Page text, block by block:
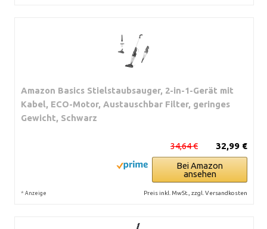
Amazon Basics Stielstaubsauger, 2-in-1-Gerät mit
Kabel, ECO-Motor, Austauschbar Filter, geringes
Gewicht, Schwarz
32,99 €
34,64 €
Bei Amazon
ansehen
* Anzeige Preis inkl. MwSt., zzgl. Versandkosten